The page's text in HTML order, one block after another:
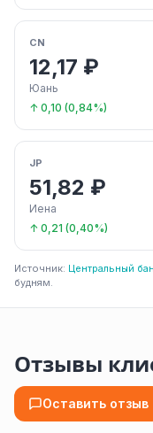
CN
12,17 ₽
Юань
↑ 0,10 (0,84%)
JP
51,82 ₽
Иена
↑ 0,21 (0,40%)
Источник: Центральный
будням.
Отзывы
Оставить отзыв